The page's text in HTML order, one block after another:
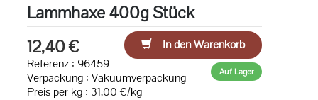
Lammhaxe 400g Stück
12,40 €
In den Warenkorb
Referenz : 96459
Verpackung : Vakuumverpackung
Preis per kg : 31,00 €/kg
Auf Lager